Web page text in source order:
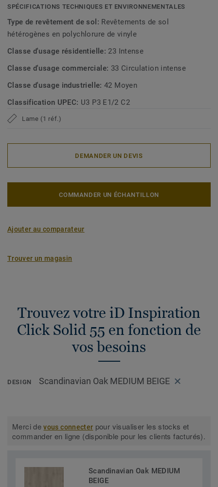
SPÉCIFICATIONS TECHNIQUES ET ENVIRONNEMENTALES
Type de revêtement de sol: Revêtements de sol
hétérogènes en polychlorure de vinyle
Classe d'usage résidentielle: 23 Intense
Classe d'usage commerciale: 33 Circulation intense
Classe d'usage industrielle:42 Moyen
Classification UPEC: U3 P3 E1/2 C2
Lame (1 réf.)
DEMANDER UN DEVIS
COMMANDER UN ÉCHANTILLON
Ajouter au comparateur
Trouver un magasin
Trouvez votre iD Inspiration
Click Solid 55 en fonction de
vos besoins
DESIGN Scandinavian Oak MEDIUM BEIGE
Merci devous connecter pour visualiser les stocks et
commander en ligne (disponible pour les clients facturés).
Scandinavian Oak MEDIUM
BEIGE